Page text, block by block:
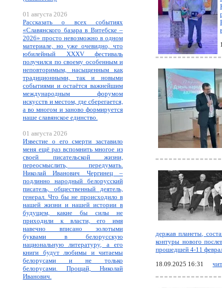
01 августа 2026
Рассказать о всех событиях
«Славянского базара в Витебске –
2026» просто невозможно в одном
материале, но уже очевидно, что
юбилейный XXXV фестиваль
получился по своему особенным и
неповторимым, насыщенным как
традиционными, так и новыми
событиями и остаётся важнейшим
международным форумом
искусств и местом, где сберегается,
а во многом и заново формируется
наше славянское единство.
01 августа 2026
Известие о его смерти заставило
меня ещё раз вспомнить многое из
своей писательской жизни,
переосмыслить, передумать.
Николай Иванович Чергинец –
подлинно народный белорусский
писатель, общественный деятель,
генерал. Что бы не происходило в
нашей жизни и нашей истории в
будущем, какие бы силы не
приходили к власти, его имя
навечно вписано золотыми
буквами в белорусскую
национальную литературу, а его
книги будут любимы и читаемы
белорусами и не только
белорусами. Прощай, Николай
Иванович.
держав планеты,
контуры нового
прошедшей 4-11
18.09.2025 16:31